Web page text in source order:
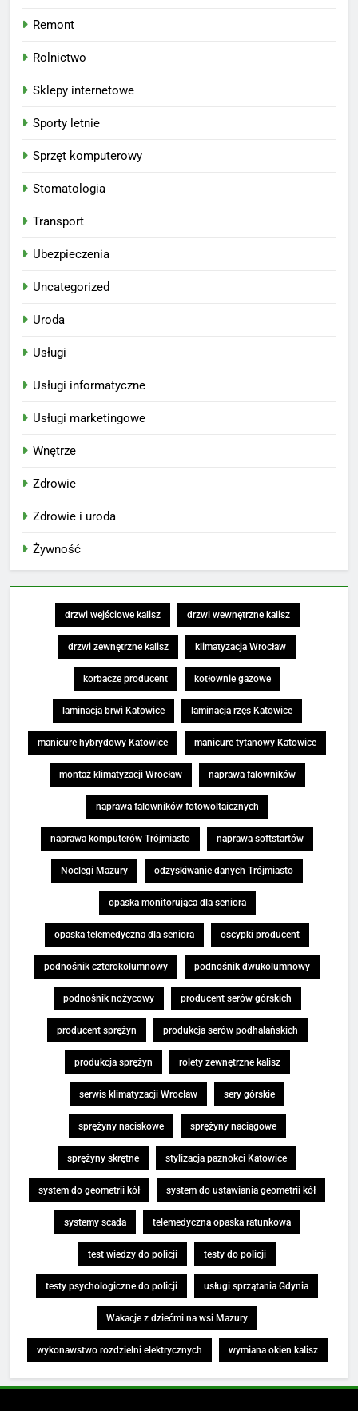
Remont
Rolnictwo
Sklepy internetowe
Sporty letnie
Sprzęt komputerowy
Stomatologia
Transport
Ubezpieczenia
Uncategorized
Uroda
Usługi
Usługi informatyczne
Usługi marketingowe
Wnętrze
Zdrowie
Zdrowie i uroda
Żywność
drzwi wejściowe kalisz drzwi wewnętrzne kalisz
drzwi zewnętrzne kalisz klimatyzacja Wrocław
korbacze producent kotłownie gazowe
laminacja brwi Katowice laminacja rzęs Katowice
manicure hybrydowy Katowice manicure tytanowy Katowice
montaż klimatyzacji Wrocław naprawa falowników
naprawa falowników fotowoltaicznych
naprawa komputerów Trójmiasto naprawa softstartów
Noclegi Mazury odzyskiwanie danych Trójmiasto
opaska monitorująca dla seniora
opaska telemedyczna dla seniora oscypki producent
podnośnik czterokolumnowy podnośnik dwukolumnowy
podnośnik nożycowy producent serów górskich
producent sprężyn produkcja serów podhalańskich
produkcja sprężyn rolety zewnętrzne kalisz
serwis klimatyzacji Wrocław sery górskie
sprężyny naciskowe sprężyny naciągowe
sprężyny skrętne stylizacja paznokci Katowice
system do geometrii kół system do ustawiania geometrii kół
systemy scada telemedyczna opaska ratunkowa
test wiedzy do policji testy do policji
testy psychologiczne do policji usługi sprzątania Gdynia
Wakacje z dziećmi na wsi Mazury
wykonawstwo rozdzielni elektrycznych wymiana okien kalisz